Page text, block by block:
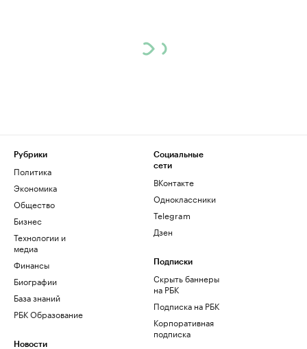
Рубрики
Политика
Экономика
Общество
Бизнес
Технологии и
медиа
Финансы
Биографии
База знаний
РБК Образование
Новости
Социальные
сети
ВКонтакте
Одноклассники
Telegram
Дзен
Подписки
Скрыть баннеры
на РБК
Подписка на РБК
Корпоративная
подписка